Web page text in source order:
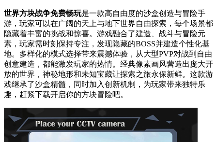
世界方块战争免费畅玩是一款高自由度的沙盒创造与冒险手
游，玩家可以在广阔的天上与地下世界自由探索，每个场景都
隐藏着丰富的挑战和惊喜。游戏融合了建造、战斗与冒险元
素，玩家需时刻保持专注，发现隐藏的BOSS并建造个性化基
地。多样化的模式选择带来震撼体验，从大型PVP对战到自由
创意建造，都能激发玩家的热情。经典像素画风营造出庞大开
放的世界，神秘地形和未知宝藏让探索之旅永保新鲜。这款游
戏继承了沙盒精髓，同时加入创新机制，为玩家带来独特乐
趣，赶紧下载开启你的方块冒险吧。